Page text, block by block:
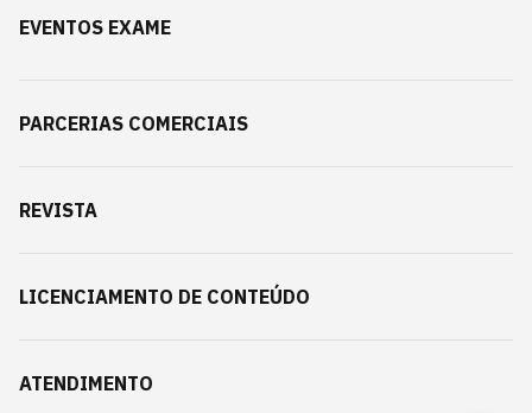
EVENTOS EXAME
PARCERIAS COMERCIAIS
REVISTA
LICENCIAMENTO DE CONTEÚDO
ATENDIMENTO